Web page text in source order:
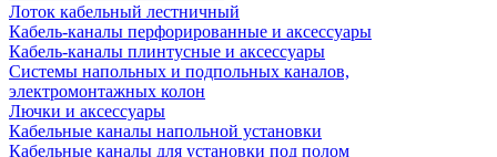
Лоток кабельный лестничный
Кабель-каналы перфорированные и аксессуары
Кабель-каналы плинтусные и аксессуары
Системы напольных и подпольных каналов,
электромонтажных колон
Лючки и аксессуары
Кабельные каналы напольной установки
Кабельные каналы для установки под полом